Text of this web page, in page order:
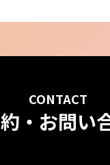
CONTACT
・お問い